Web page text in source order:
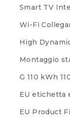
Smart TV
Wi-Fi
High
Montaggio
G 110 kWh
EU etichetta
EU Product